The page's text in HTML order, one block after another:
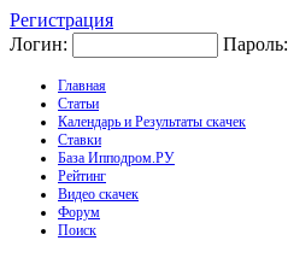
Регистрация
Логин:
Пароль:
Главная
Статьи
Календарь и Результаты скачек
Ставки
База Ипподром.РУ
Рейтинг
Видео скачек
Форум
Поиск